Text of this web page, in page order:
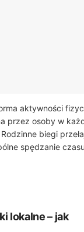
aktywności
przez osoby w
biegi
spędzanie
lokalne – jak